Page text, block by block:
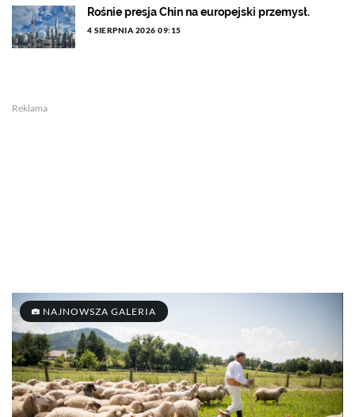
Rośnie presja Chin na europejski przemysł.
4 SIERPNIA 2026 09:15
Reklama
NAJNOWSZA GALERIA